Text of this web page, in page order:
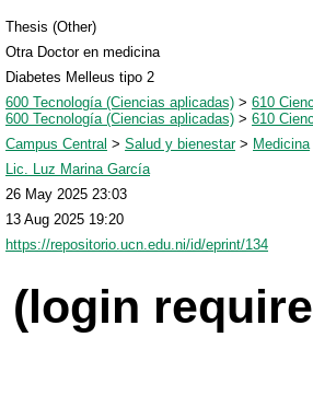
Thesis (Other)
Otra Doctor en medicina
Diabetes Melleus tipo 2
600 Tecnología (Ciencias aplicadas) > 610
600 Tecnología (Ciencias aplicadas) > 610
Campus Central > Salud y bienestar> Medicina
Lic. Luz Marina García
26 May 2025 23:03
13 Aug 2025 19:20
https://repositorio.ucn.edu.ni/id/eprint/134